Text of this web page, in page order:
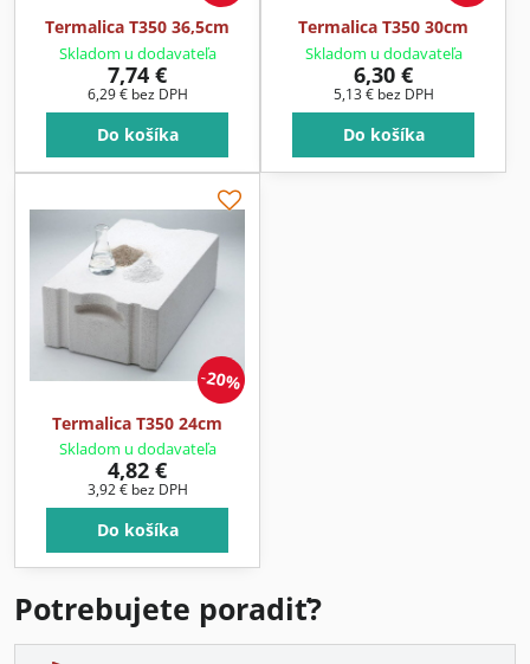
Termalica T350 36,5cm
Skladom u dodavateľa
7,74 €
6,29 € bez DPH
Do košíka
Termalica T350 30cm
Skladom u dodavateľa
6,30 €
5,13 € bez DPH
Do košíka
20%
Termalica T350 24cm
Skladom u dodavateľa
4,82 €
3,92 € bez DPH
Do košíka
Potrebujete poradiť?